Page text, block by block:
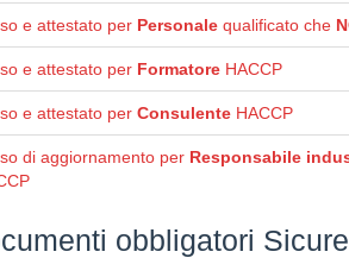
e attestato per Personale qualificato che
e attestato per Formatore HACCP
e attestato per Consulente HACCP
di aggiornamento per Responsabile
obbligatori